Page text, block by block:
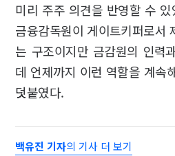
미리 주주 의견을 반영할 수
금융감독원이 게이트키퍼로서
는 구조이지만 금감원의 인력
데 언제까지 이런 역할을 계속
덧붙였다.
백유진 기자의 기사 더 보기